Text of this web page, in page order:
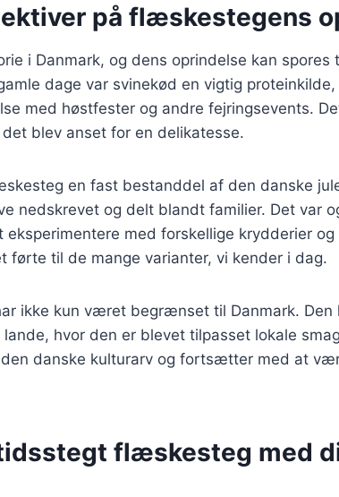
på flæskestegens
i Danmark, og dens oprindelse kan spores
dage var svinekød en vigtig
med høstfester og andre fejringsevents.
blev anset for en delikatesse.
en fast bestanddel af den danske
nedskrevet og delt blandt familier. Det var
med forskellige krydderier og
førte til de mange varianter, vi kender i dag.
ikke kun været begrænset til Danmark. Den
hvor den er blevet tilpasset lokale
danske kulturarv og fortsætter med at
flæskesteg med